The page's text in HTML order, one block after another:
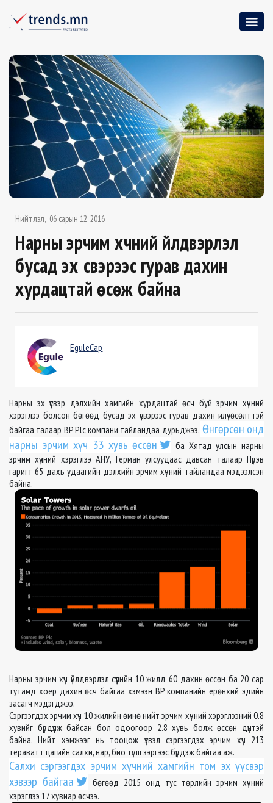
Нийтлэл 06 сарын 12, 2016
Нарны эрчим хүчний үйлдвэрлэл
бусад эх үүсвэрээс гурав дахин
хурдацтай өсөж байна
EguleCap
Нарны эх үүсвэр дэлхийн хамгийн хурдацтай өсч буй эрчим хүчний
хэрэглээ болсон бөгөөд бусад эх үүсвэрээс гурав дахин илүү өсөлттэй
байгаа талаар BP Plcкомпани тайландаа дурьджээ. Өнгөрсөн онд
нарны эрчим хүч 33 хувь өссөн
ба Хятад улсын нарны
эрчим хүчний хэрэглээ АНУ, Герман улсуудаас давсан талаар Пүрэв
гаригт 65 дахь удаагийн дэлхийн эрчим хүчний тайландаа мэдээлсэн
байна.
Нарны эрчим хүч үйлдвэрлэл сүүлийн 10 жилд 60 дахин өссөн ба 20 сар
тутамд хоёр дахин өсч байгаа хэмээн BPкомпанийн ерөнхий эдийн
засагч мэдэгджээ.
Сэргээгдэх эрчим хүч 10 жилийн өмнө нийт эрчим хүчний хэрэглээний 0.8
хувийг бүрдүүлж байсан бол одоогоор 2.8 хувь болж өссөн дүнтэй
байна. Нийт хэмжээг нь тооцож үзвэл сэргээгдэх эрчим хүч 213
тераватт цагийн салхи, нар, био түлш зэргээс бүрдэж байгаа аж.
Салхи сэргээгдэх эрчим хүчний хамгийн том эх үүсвэр
хэвээр байгаа
бөгөөд 2015 онд тус төрлийн эрчим хүчний
хэрэглээ 17 хувиар өсчээ.